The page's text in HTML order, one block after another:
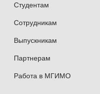
Студентам
Сотрудникам
Выпускникам
Партнерам
Работа в МГИМО